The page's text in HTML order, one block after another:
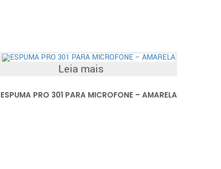
Leia mais
ESPUMA PRO 301 PARA MICROFONE – AMARELA